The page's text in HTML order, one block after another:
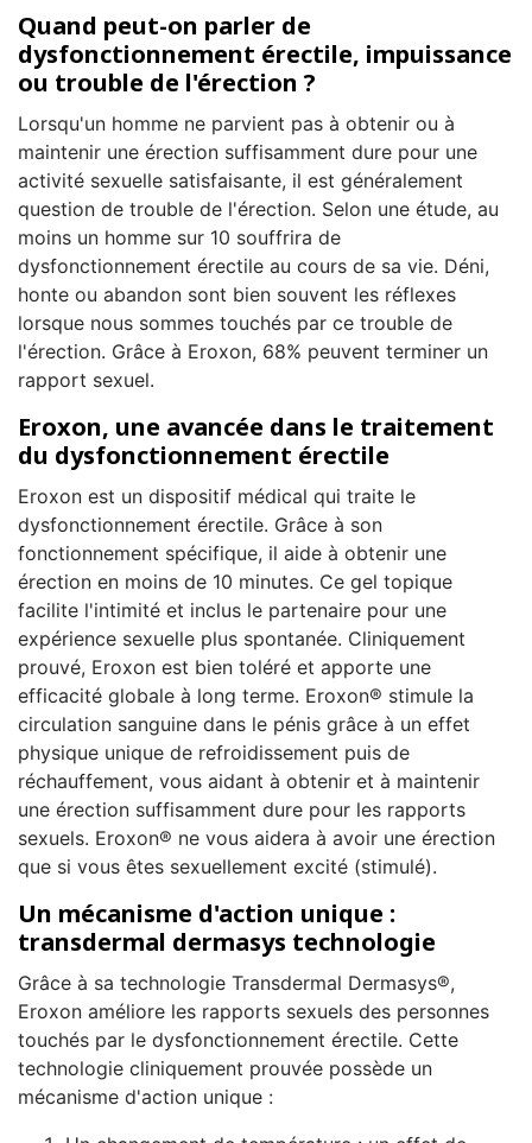
Quand peut-on parler de
dysfonctionnement érectile, impuissance
ou trouble de l'érection ?
Lorsqu'un homme ne parvient pas à obtenir ou à
maintenir une érection suffisamment dure pour une
activité sexuelle satisfaisante, il est généralement
question de trouble de l'érection. Selon une étude, au
moins un homme sur 10 souffrira de
dysfonctionnement érectile au cours de sa vie. Déni,
honte ou abandon sont bien souvent les réflexes
lorsque nous sommes touchés par ce trouble de
l'érection. Grâce à Eroxon, 68% peuvent terminer un
rapport sexuel.
Eroxon, une avancée dans le traitement
du dysfonctionnement érectile
Eroxon est un dispositif médical qui traite le
dysfonctionnement érectile. Grâce à son
fonctionnement spécifique, il aide à obtenir une
érection en moins de 10 minutes. Ce gel topique
facilite l'intimité et inclus le partenaire pour une
expérience sexuelle plus spontanée. Cliniquement
prouvé, Eroxon est bien toléré et apporte une
efficacité globale à long terme. Eroxon® stimule la
circulation sanguine dans le pénis grâce à un effet
physique unique de refroidissement puis de
réchauffement, vous aidant à obtenir et à maintenir
une érection suffisamment dure pour les rapports
sexuels. Eroxon® ne vous aidera à avoir une érection
que si vous êtes sexuellement excité (stimulé).
Un mécanisme d'action unique :
transdermal dermasys technologie
Grâce à sa technologie Transdermal Dermasys®,
Eroxon améliore les rapports sexuels des personnes
touchés par le dysfonctionnement érectile. Cette
technologie cliniquement prouvée possède un
mécanisme d'action unique :